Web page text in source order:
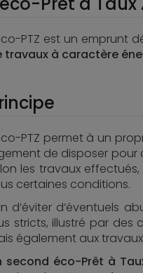
PTZ est un emprunt
travaux à caractère
PTZ permet à un
de disposer pour
les travaux
certaines conditions.
d’éviter d’éventuels
stricts, illustré par des
également aux
second éco-Prêt à